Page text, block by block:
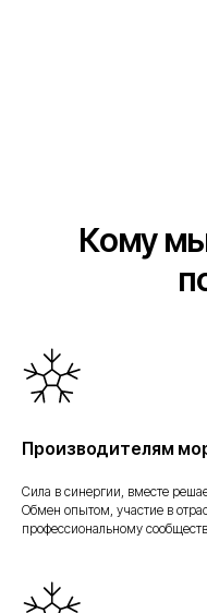
Кому
Производителям
Сила в синергии, вместе
Обмен опытом, участие в
профессиональному